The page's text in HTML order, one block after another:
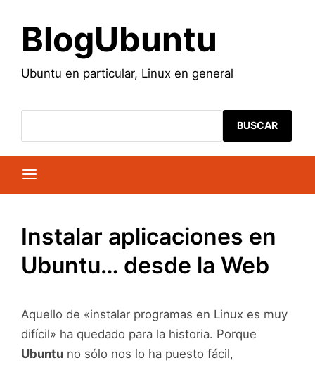
contenido
BlogUbuntu
Ubuntu en particular, Linux en general
BUSCAR
Instalar aplicaciones en
Ubuntu… desde la Web
Aquello de «instalar programas en Linux es muy
difícil» ha quedado para la historia. Porque
Ubuntu no sólo nos lo ha puesto fácil,